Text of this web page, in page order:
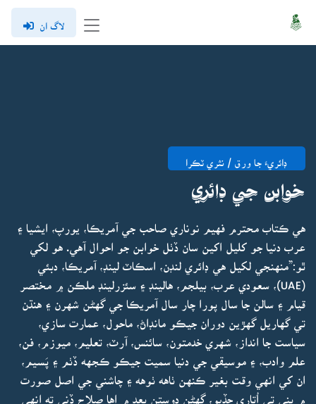
لاگ ان
ڊائريءَ جا ورق / نثري ٽڪرا
خوابن جي ڊائري
هي ڪتاب محترم فهيم نوناري صاحب جي آمريڪا، يورپ، ايشيا ۽
عرب دنيا جو کليل اکين سان ڏٺل خوابن جو احوال آهي. هو لکي
ٿو:”منهنجي لکيل هي ڊائري لنڊن، اسڪاٽ لينڊ، آمريڪا، دبئي
(UAE)، سعودي عرب، بيلجم، هالينڊ ۽ سئزرلينڊ ملڪن ۾ مختصر
قيام ۽ سالن جا سال پورا چار سال آمريڪا جي گهڻن شهرن ۽ هنڌن
تي گهاريل گهڙين دوران جيڪو مانڊاڻ، ماحول، عمارت سازي،
سياست جا انداز، شهري خدمتون، سائنس، آرٽ، تعليم، ميوزم، فن،
علم وادب، ۽ موسيقي جي دنيا سميت جيڪو ڪجهه ڏٺم ۽ پَسيم،
ان کي انهي وقت بغير ڪنهن ٺاهه ٺوهه ۽ چاشني جي اصل صورت
۾ پني تي اُتاري ڇڏيو، گهڻن دوستن بعد ۾ اها صلاح ڏني ته انهي